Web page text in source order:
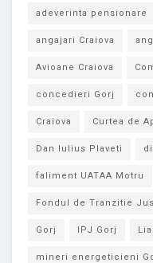
adeverinta pensionare
angajari Craiova
Avioane Craiova
concedieri Gorj
Craiova Curtea de
Dan Iulius Plaveti
faliment UATAA Motru
Fondul de Tranzitie
Gorj IPJ Gorj
mineri energeticieni